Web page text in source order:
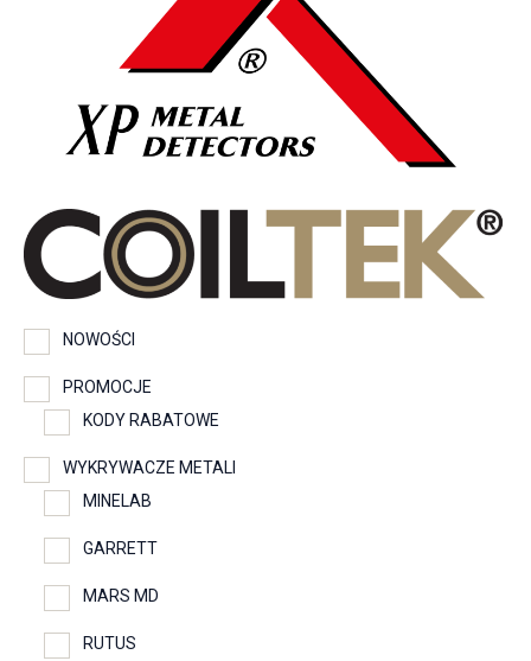
NOWOŚCI
PROMOCJE
KODY RABATOWE
WYKRYWACZE METALI
MINELAB
GARRETT
MARS MD
RUTUS